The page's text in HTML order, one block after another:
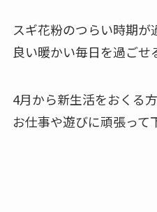
スギ花粉のつらい時期
良い暖かい毎日を過ごせ
4月から新生活をおくる
お仕事や遊びに頑張っ